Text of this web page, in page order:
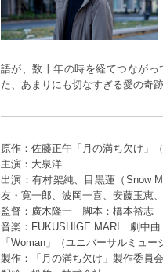
語が、数十年の時を経てつなが
た、あまりにも切なすぎる愛の奇
原作：佐藤正午「月の満ち欠け」（
主演：大泉洋
出演：有村架純、目黒蓮（Snow
友・寛一郎、波岡一喜、安藤玉恵
監督：廣木隆一 脚本：橋本裕志
音楽：FUKUSHIGE MARI 劇中曲
「Woman」（ユニバーサルミュー
製作：「月の満ち欠け」製作委員会